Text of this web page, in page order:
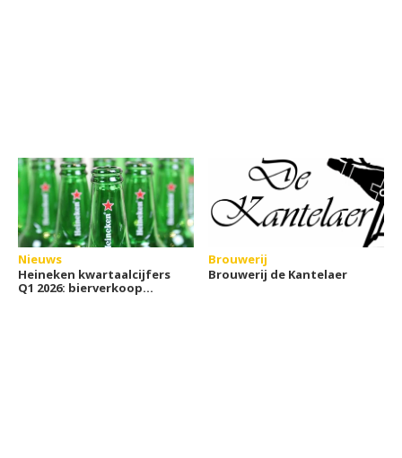
Nieuws
Heineken kwartaalcijfers
Q1 2026: bierverkoop
Brouwerij
Brouwerij de Kantelaer